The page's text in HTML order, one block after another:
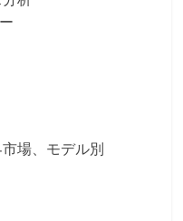
場、モデル別